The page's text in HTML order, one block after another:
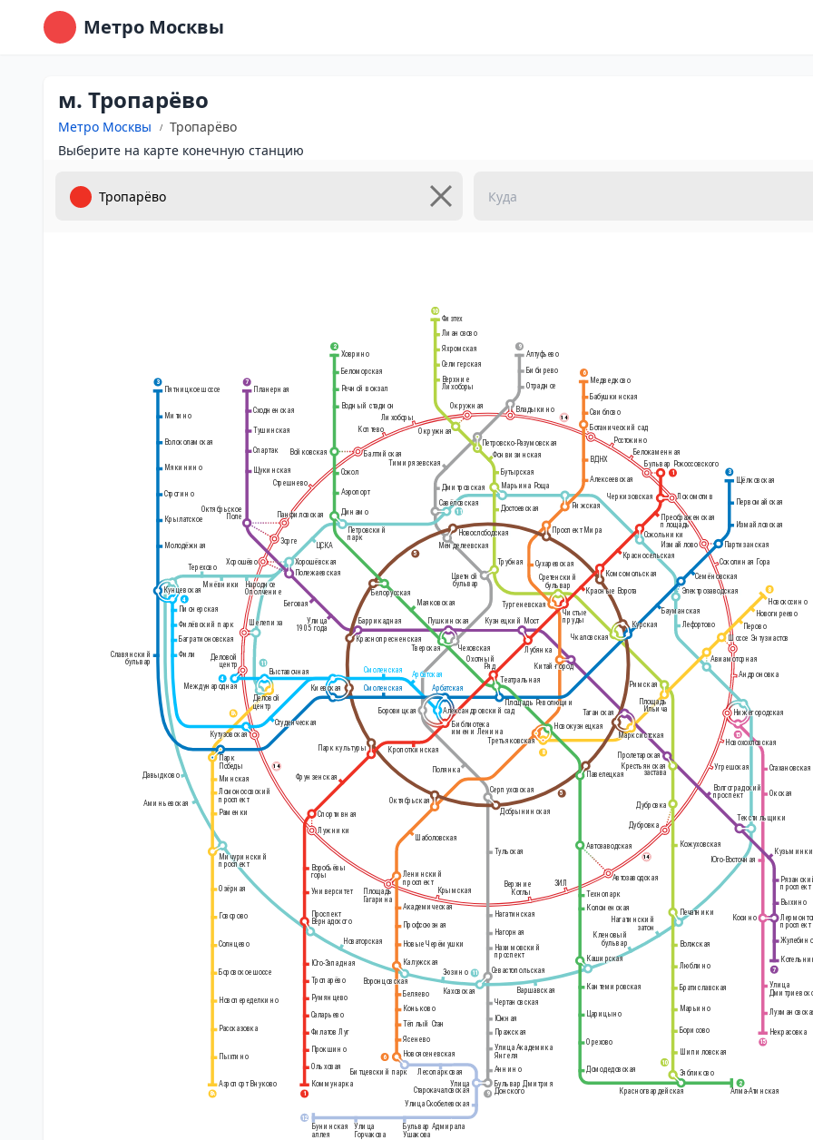
Метро Москвы
м. Тропарёво
Метро Москвы
Тропарёво
Выберите на карте конечную станцию
8
2
9
6
12
1
8А
15
5
3
4
7
10
11
1
2
3
4
5
6
7
8
8А
9
10
11
11
15
14
14
14
Краснопресненская
Проспект Мира
Комсомольская
Таганская
Павелецкая
Добрынинская
Академическая
Профсоюзная
Новые Черёмушки
Калужская
Беляево
Коньково
Тёплый Стан
Ясенево
Новоясеневская
Нагатинская
Нагорная
Нахимовский
проспект
Севастопольская
Чертановская
Южная
Пражская
Улица Академика
Янгеля
Локомотив
Измайлово
Соколиная Гора
Андроновка
Нижегородская
Новохохловская
Угрешская
Дубровка
ЗИЛ
Верхние
Котлы
Крымская
Площадь
Гагарина
Лужники
Деловой
центр
Хорошёво
Зорге
Стрешнево
Балтийская
Коптево
Лихоборы
Окружная
Владыкино
Ботанический сад
Ростокино
Белокаменная
Планерная
Сходненская
Тушинская
Спартак
Щукинская
Текстильщики
проспект
Выхино
проспект
Жулебино
Кожуховская
Печатники
Волжская
Люблино
Братиславская
Марьино
Борисово
Шипиловская
Зябликово
Технопарк
Коломенская
Каширская
Кантемировская
Царицыно
Орехово
Домодедовская
Красногвардейская Алма-Атинская
Минская
Ломоносовский
проспект
Раменки
Митино
Волоколамская
Мякинино
Строгино
Крылатское
Молодёжная
Кунцевская
Парк
Победы
Пионерская
Филёвский парк
Багратионовская
Фили
Международная
Речной вокзал
Водный стадион
Сокол
Динамо
Алтуфьево
Бибирево
Отрадное
Медведково
Бабушкинская
Свиблово
Щёлковская
Первомайская
Измайловская
Сретенский
бульвар
Спортивная
Фрунзенская
Парк культуры Кропоткинская
Библиотека
имени Ленина
Театральная
Бульвар Рокоссовского
Красносельская
Сокольники
Черкизовская
Новокузнецкая
Охотный
Ряд
Маяковская
Тверская
Партизанская
Бауманская
Арбатская
Смоленская
Славянский
бульвар
Смоленская
Выставочная
Пятницкое шоссе
Октябрьская
Ленинский
проспект
Шаболовская
Тургеневская
Сухаревская
Рижская
Алексеевская
ВДНХ
Аннино
Бульвар Дмитрия
Донского
Саларьево
Румянцево
Тропарёво
Юго-Западная
Проспект
Вернадского
Варшавская
Тульская
Серпуховская
Боровицкая
Битцевский парк Лесопарковая
Улица
Старокачаловская
Улица Скобелевская
Бульвар Адмирала
Ушакова
Улица
Горчакова
Бунинская
аллея
Перово
Новогиреево
Новокосино
Площадь
Ильича
Римская
Трубная
Полянка
Беговая
Улица
1905 года
Белорусская
Достоевская
Марьина Роща
Бутырская
Чеховская Лубянка
Кузнецкий Мост
Цветной
бульвар
Пушкинская
Савёловская
Дмитровская
Тимирязевская
Петровско-Разумовская
Баррикадная
Чкаловская
Фонвизинская
Дубровка
Автозаводская
Ховрино
Каховская
Марксистская
Киевская
Воробьёвы
горы
Университет
ЦСКА
Петровский
парк
Верхние
Лихоборы
Селигерская
Физтех
Лианозово
Яхромская
Рассказовка
Пыхтино
Аэропорт Внуково
Новопеределкино
Боровское шоссе
Солнцево
Говорово
Озёрная
Мичуринский
проспект
Беломорская
Улица
Некрасовка
Косино
Филатов Луг
Прокшино
Ольховая
Коммунарка
Преображенская
площадь
Новаторская
Зюзино
Аминьевская
Давыдково
Терехово
Мнёвники
Народное
Ополчение
Воронцовская
Автозаводская
Волгоградский
проспект
Юго-Восточная
Окская
Стахановская
Чистые
пруды
Третьяковская
Октябрьское
Поле
Панфиловская
Войковская
Аэропорт
Хорошёвская
Полежаевская
Шелепиха
Деловой
центр
Новослободская
Менделеевская
Курская
Электрозаводская
Семёновская
Авиамоторная
Крестьянская
застава
Пролетарская
Лефортово
Арбатская
Кутузовская
Студенческая
Окружная
Площадь Революции
Александровский сад
Китай-город
Красные Ворота
Шоссе Энтузиастов
Кленовый
бульвар
Нагатинский
затон
Рижский вокзал
Ленинградский, Ярославский и
Белорусский
Курский вокзал
Павелецкий вокзал